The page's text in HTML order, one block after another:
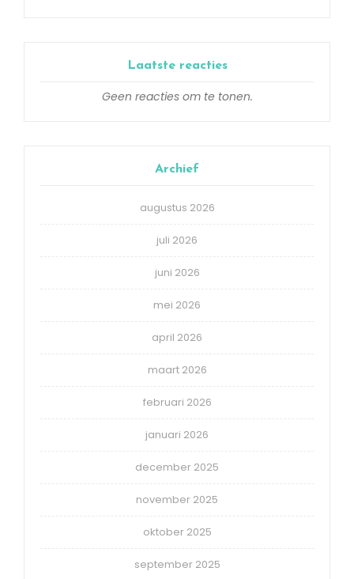
Laatste reacties
Geen reacties om te tonen.
Archief
augustus 2026
juli 2026
juni 2026
mei 2026
april 2026
maart 2026
februari 2026
januari 2026
december 2025
november 2025
oktober 2025
september 2025